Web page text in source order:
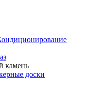
камень
доски